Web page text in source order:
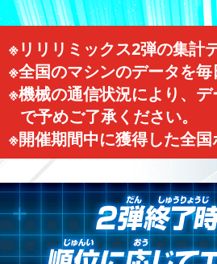
※リリリミックス2弾の集計
※全国のマシンのデータを
※機械の通信状況により、
で予めご了承ください。
※開催期間中に獲得した全